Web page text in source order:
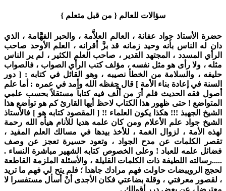
سؤالات للعالم { من قبل متعلم }
حضرة الأستاذ جواد عفانة ، العالم العلاَّمة ، والحبر الفهَّامة ، الذي
دان له الناس بأنه وحيد زمانه قد بزَّ أقرانه ، العلم الأوحد صاحب
الرأي المسدد ، المجتهد القدير ، صاحب العلم الكثير ، لم ير الناس
مثله ، ولا رأى هو مثل نفسه ، مؤلف كتب الرأي الصواب ، فالصواب
حليفه ، والسلامة من الخطأ نصيبه ، وهو القائل في كتابه : [ دور
السنة في إعادة بناء الأمة ] قال حفظه الله وأمد في عمره : أما علم
أصول فقه الحديث فلم أرَ من ألَّف فيه كتاباً مستقلاً بحسب علمي
المتواضع ! حتى ظهور هذا الكتاب لاحظ أيها القارئ كم هو تواضع هذا
الشيخ الجهبذ !!! هكذا يكون العلماء !! [ المقصود كتابه هو ] فالأستاذ
الشيخ جواد علم الأعلام ومن كان علمه هديا للأنام هيأه الله رحمة
لهذه الأمة ، لزوال الغمة ، للأخذ بيدها في مسالك العلم المفيد ،
تقصر الكلمات عن مدح الجواد ، وتعود حسيرة تعجز عن وصف
فضائل علمه للعباد ! وعلى الخصوص كتابه الشهير مباشرة النساء .
.....رسالته اللطيفة ذات الكلمات القليلة ، والأسئلة الملزمة القاطعة
لحجج الرويبضات حاولت فهم مرادك جاهدا ؛ فلم يتح لي فهم ما تريد
، لقصور معرفتي ، وقلة بضاعتي فكان الأجدى أنْ أسأل مستفسرا لا
معترضا ، عن بعض درر أقوالك .